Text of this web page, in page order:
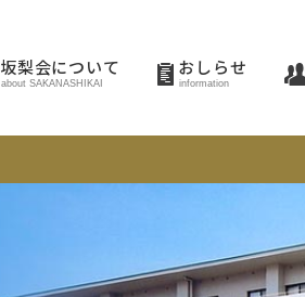
坂梨会について
about SAKANASHIKAI
おしらせ
information